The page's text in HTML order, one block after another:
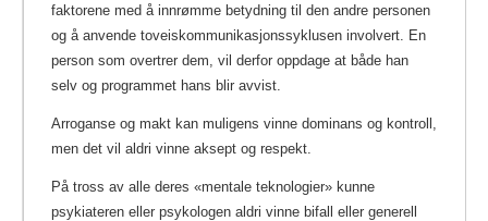
faktorene med å innrømme betydning til den andre personen
og å anvende toveiskommunikasjonssyklusen involvert. En
person som overtrer dem, vil derfor oppdage at både han
selv og programmet hans blir avvist.
Arroganse og makt kan muligens vinne dominans og kontroll,
men det vil aldri vinne aksept og respekt.
På tross av alle deres «mentale teknologier» kunne
psykiateren eller psykologen aldri vinne bifall eller generell